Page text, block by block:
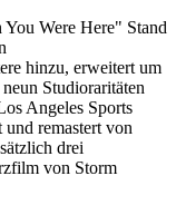
Were Here" Stand
hinzu, erweitert um
Studioraritäten
Angeles Sports
remastert von
drei
von Storm